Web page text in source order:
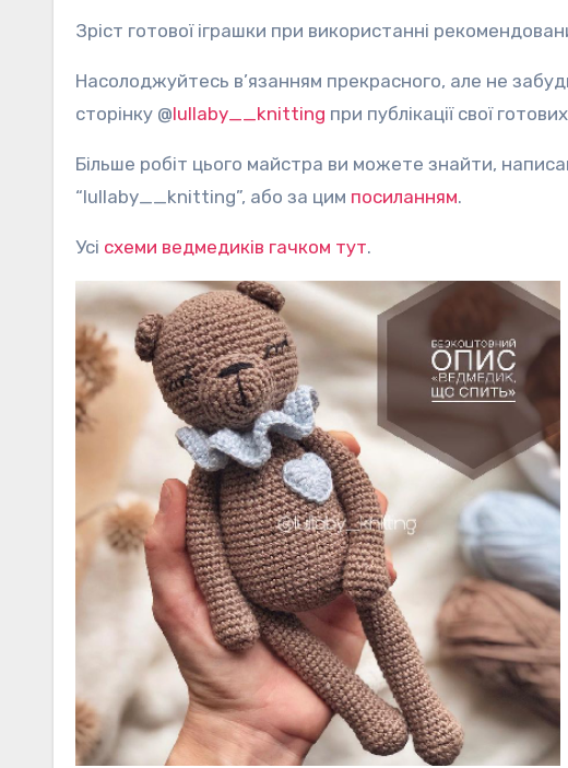
Зріст готової іграшки при використанні
Насолоджуйтесь в’язанням прекрасного, але не
сторінку @lullaby__knitting при публікації свої
Більше робіт цього майстра ви можете знайти,
“lullaby__knitting”, або за цим посиланням.
Усі схеми ведмедиків гачком тут.